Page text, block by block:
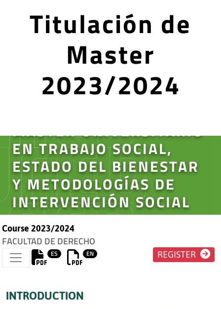
Titulación de
Master
2023/2024
MÁSTER UNIVERSITARIO
EN TRABAJO SOCIAL,
ESTADO DEL BIENESTAR
Y METODOLOGÍAS DE
INTERVENCIÓN SOCIAL
Course 2023/2024
FACULTAD DE DERECHO
ES EN REGISTER
INTRODUCTION